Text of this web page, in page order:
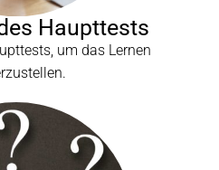
Haupttests
um das Lernen